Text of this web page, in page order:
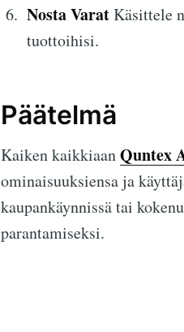
Nosta VaratKäsittele
tuottoihisi.
Päätelmä
Kaiken kaikkiaanQuntex
ominaisuuksiensa ja
kaupankäynnissä tai
parantamiseksi.